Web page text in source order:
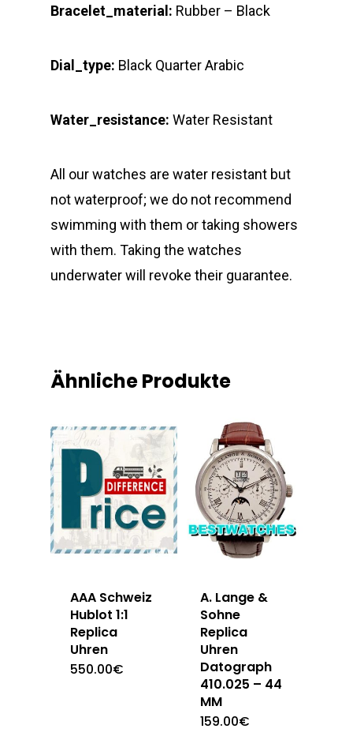
Bracelet_material: Rubber – Black
Dial_type: Black Quarter Arabic
Water_resistance: Water Resistant
All our watches are water resistant but
not waterproof; we do not recommend
swimming with them or taking showers
with them. Taking the watches
underwater will revoke their guarantee.
Ähnliche Produkte
AAA Schweiz
Hublot 1:1
Replica
Uhren
550.00€
A. Lange &
Sohne
Replica
Uhren
Datograph
410.025 – 44
MM
159.00€